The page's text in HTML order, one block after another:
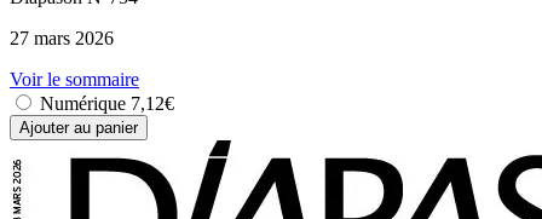
27 mars 2026
Voir le sommaire
Numérique 7,12€